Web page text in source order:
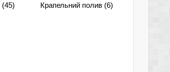
(45) Крапельний полив (6)